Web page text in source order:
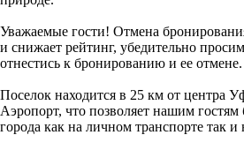
Уважаемые гости! Отмена
и снижает рейтинг, убедительно
отнестись к бронированию и ее отмене.
Поселок находится в 25 км от центра
Аэропорт, что позволяет нашим гостям
города как на личном транспорте так